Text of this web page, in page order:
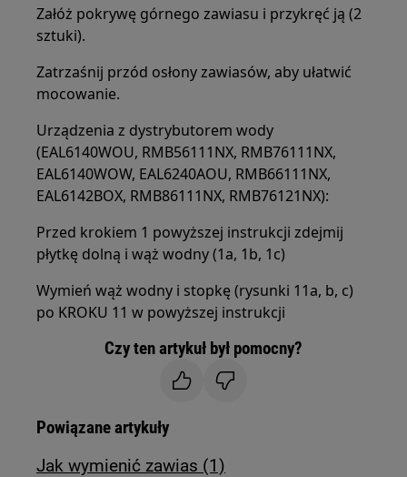
Załóż pokrywę górnego zawiasu i przykręć ją (2
sztuki).
Zatrzaśnij przód osłony zawiasów, aby ułatwić
mocowanie.
Urządzenia z dystrybutorem wody
(EAL6140WOU, RMB56111NX, RMB76111NX,
EAL6140WOW, EAL6240AOU, RMB66111NX,
EAL6142BOX, RMB86111NX, RMB76121NX):
Przed krokiem 1 powyższej instrukcji zdejmij
płytkę dolną i wąż wodny (1a, 1b, 1c)
Wymień wąż wodny i stopkę (rysunki 11a, b, c)
po KROKU 11 w powyższej instrukcji
Czy ten artykuł był pomocny?
Powiązane artykuły
Jak wymienić zawias (1)